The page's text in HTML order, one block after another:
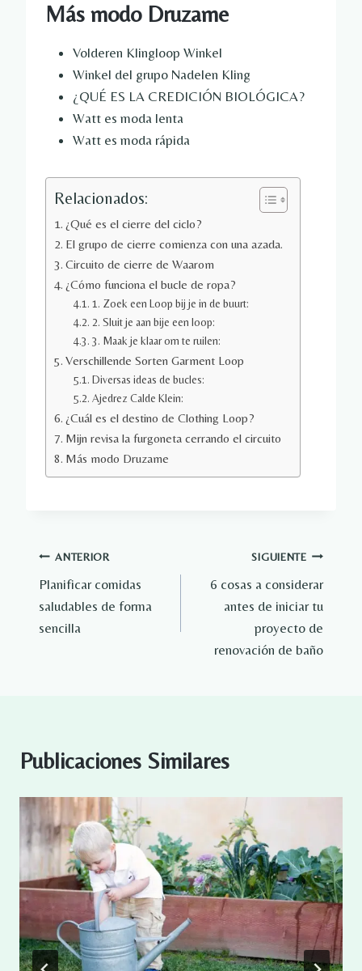
Más modo Druzame
Volderen Klingloop Winkel
Winkel del grupo Nadelen Kling
¿QUÉ ES LA CREDICIÓN BIOLÓGICA?
Watt es moda lenta
Watt es moda rápida
Relacionados:
¿Qué es el cierre del ciclo?
El grupo de cierre comienza con una azada.
Circuito de cierre de Waarom
¿Cómo funciona el bucle de ropa?
1. Zoek een Loop bij je in de buurt:
2. Sluit je aan bije een loop:
3. Maak je klaar om te ruilen:
Verschillende Sorten Garment Loop
Diversas ideas de bucles:
Ajedrez Calde Klein:
¿Cuál es el destino de Clothing Loop?
Mijn revisa la furgoneta cerrando el circuito
Más modo Druzame
Navegación
de
entradas
ANTERIOR
Planificar comidas
saludables de forma
sencilla
SIGUIENTE
6 cosas a considerar
antes de iniciar tu
proyecto de
renovación de baño
Publicaciones Similares